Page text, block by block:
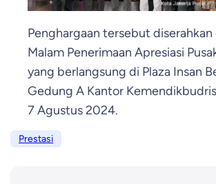
Penghargaan tersebut diserahkan
Malam Penerimaan Apresiasi
yang berlangsung di Plaza Insan
Gedung A Kantor
7 Agustus 2024.
Prestasi